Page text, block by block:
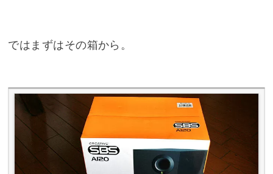
ではまずはその箱から。